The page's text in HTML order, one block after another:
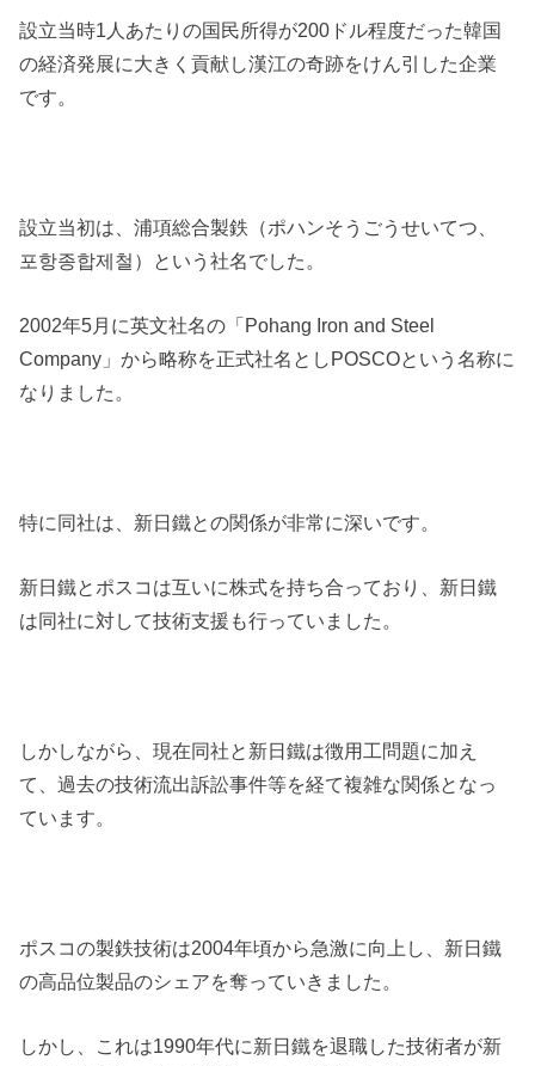
設立当時1人あたりの国民所得が200ドル程度だった韓国
の経済発展に大きく貢献し漢江の奇跡をけん引した企業
です。
設立当初は、浦項総合製鉄（ポハンそうごうせいてつ、
포항종합제철）という社名でした。
2002年5月に英文社名の「Pohang Iron and Steel
Company」から略称を正式社名としPOSCOという名称に
なりました。
特に同社は、新日鐵との関係が非常に深いです。
新日鐵とポスコは互いに株式を持ち合っており、新日鐵
は同社に対して技術支援も行っていました。
しかしながら、現在同社と新日鐵は徴用工問題に加え
て、過去の技術流出訴訟事件等を経て複雑な関係となっ
ています。
ポスコの製鉄技術は2004年頃から急激に向上し、新日鐵
の高品位製品のシェアを奪っていきました。
しかし、これは1990年代に新日鐵を退職した技術者が新